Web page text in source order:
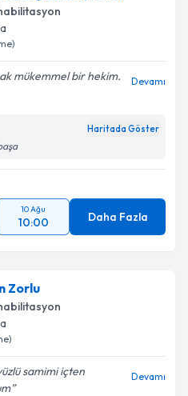
mükemmel bir hekim.
Devamı
Haritada Göster
10 Ağu
10:00 Daha Fazla
Zorlu
samimi içten
Devamı